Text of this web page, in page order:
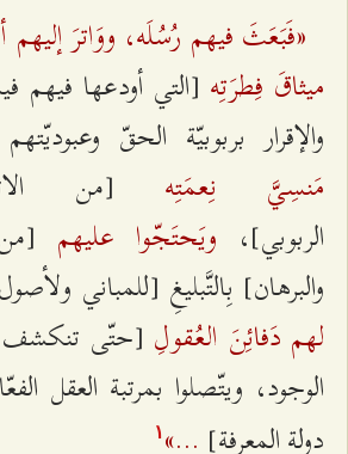
«فَبَعَثَ فيهم رُسُلَه، ووَاترَ إليهم
ميثاقَ فِطرَتِه [التي أودعها فيهم
والإقرار بربوبيّة الحقّ
مَنسِيَّ نِعمَتِه [من
الربوبي]، ويَحتَجّوا عليهم
والبرهان] بِالتَّبليغِ [للمباني
لهم دَفائِنَ العُقولِ [حتّى تنكشف
الوجود، ويتّصلوا بمرتبة العقل
دولة المعرفة] ...» ۱